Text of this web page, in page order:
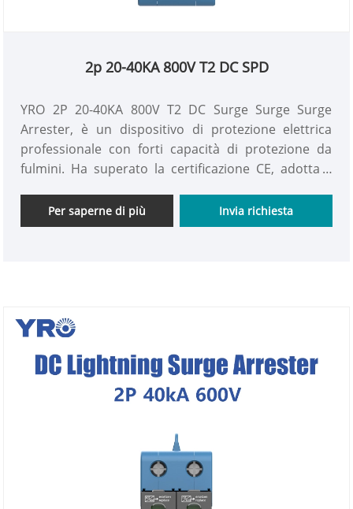
2p 20-40KA 800V T2 DC SPD
YRO 2P 20-40KA 800V T2 DC Surge Surge Surge
Arrester, è un dispositivo di protezione elettrica
professionale con forti capacità di protezione da
fulmini. Ha superato la certificazione CE, adotta il
una garanzia affidabile per il funzionamento stabile
del sistema DC e appartiene al prodotto di tipo 2.
Per saperne di più Invia richiesta